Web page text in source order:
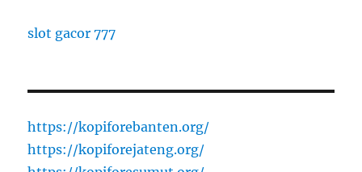
slot gacor 777
https://kopiforebanten.org/
https://kopiforejateng.org/